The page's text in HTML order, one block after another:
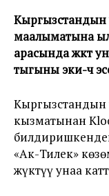
маалыматына
арасында
тыгыны эки-үч
Кыргызстандын
кызматынан
«Ак-Тилек»
жүктүү унаа